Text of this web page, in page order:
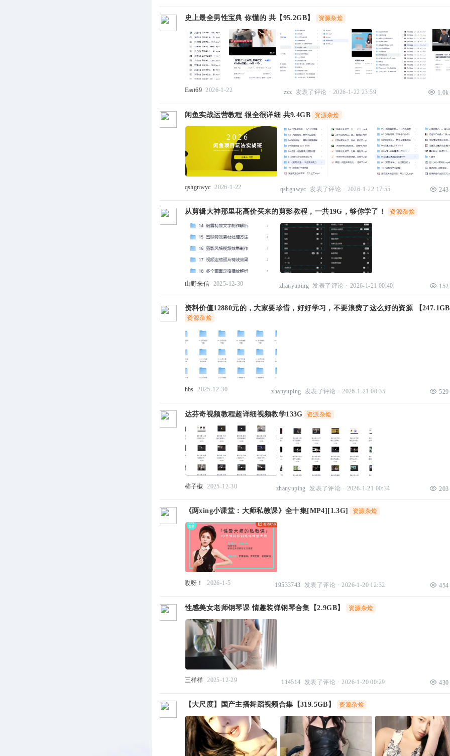
史上最全男性宝典 你懂的 共【95.2GB】 资源杂烩
East69 2026-1-22 zzz 发表了评论 · 2026-1-22 23:59 1.0k
闲鱼实战运营教程 很全很详细 共9.4GB 资源杂烩
qshgnwyc 2026-1-22 qshgnwyc 发表了评论 · 2026-1-22 17:55 243
从剪辑大神那里花高价买来的剪影教程，一共19G，够你学了！ 资源杂烩
山野来信 2025-12-30 zhanyuping 发表了评论 · 2026-1-21 00:40 152
资料价值12880元的，大家要珍惜，好好学习，不要浪费了这么好的资源 【
资源杂烩
hbs 2025-12-30 zhanyuping 发表了评论 · 2026-1-21 00:35 529
达芬奇视频教程超详细视频教学133G 资源杂烩
柿子椒 2025-12-30 zhanyuping 发表了评论 · 2026-1-21 00:34 203
《两xing小课堂：大师私教课》全十集[MP4][1.3G] 资源杂烩
哎呀！ 2026-1-5 19533743 发表了评论 · 2026-1-20 12:32 454
性感美女老师钢琴课 情趣装弹钢琴合集【2.9GB】 资源杂烩
三样样 2025-12-29 114514 发表了评论 · 2026-1-20 00:29 430
【大尺度】国产主播舞蹈视频合集【319.5GB】 资源杂烩